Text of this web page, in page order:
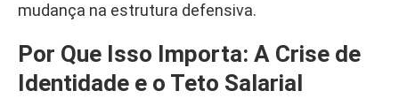
mudança na estrutura defensiva.
Por Que Isso Importa: A Crise de
Identidade e o Teto Salarial